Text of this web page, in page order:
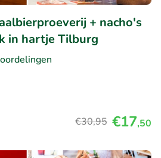
+ nacho's
in hartje Tilburg
€30,95 €17,50